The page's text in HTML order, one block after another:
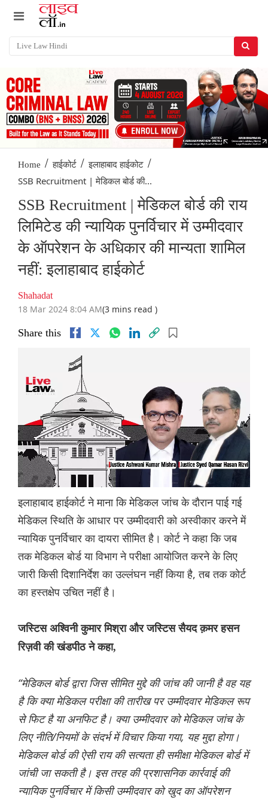
Home / हाईकोर्ट / इलाहाबाद हाईकोट /
SSB Recruitment | मेडिकल बोर्ड की...
SSB Recruitment | मेडिकल बोर्ड की राय
लिमिटेड की न्यायिक पुनर्विचार में उम्मीदवार
के ऑपरेशन के अधिकार की मान्यता शामिल
नहीं: इलाहाबाद हाईकोर्ट
Shahadat
18 Mar 2024 8:04 AM(3 mins read )
Share this
इलाहाबाद हाईकोर्ट ने माना कि मेडिकल जांच के दौरान पाई गई
मेडिकल स्थिति के आधार पर उम्मीदवारी को अस्वीकार करने में
न्यायिक पुनर्विचार का दायरा सीमित है। कोर्ट ने कहा कि जब
तक मेडिकल बोर्ड या विभाग ने परीक्षा आयोजित करने के लिए
जारी किसी दिशानिर्देश का उल्लंघन नहीं किया है, तब तक कोर्ट
का हस्तक्षेप उचित नहीं है।
जस्टिस अश्विनी कुमार मिश्रा और जस्टिस सैयद क़मर हसन
रिज़वी की खंडपीठ ने कहा,
“मेडिकल बोर्ड द्वारा जिस सीमित मुद्दे की जांच की जानी है वह यह
है कि क्या मेडिकल परीक्षा की तारीख पर उम्मीदवार मेडिकल रूप
से फिट है या अनफिट है। क्या उम्मीदवार को मेडिकल जांच के
लिए नीति/नियमों के संदर्भ में विचार किया गया, यह मुद्दा होगा।
मेडिकल बोर्ड की ऐसी राय की सत्यता ही समीक्षा मेडिकल बोर्ड में
जांची जा सकती है। इस तरह की प्रशासनिक कार्रवाई की
न्यायिक पुनर्विचार में किसी उम्मीदवार को खुद का ऑपरेशन